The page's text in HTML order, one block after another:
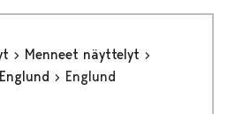
Menneet näyttelyt
Englund